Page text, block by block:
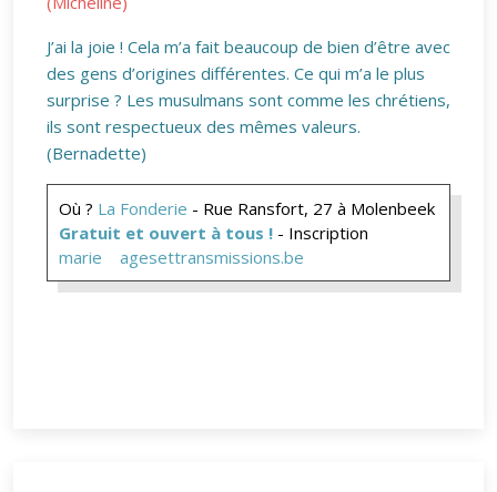
J’ai la joie ! Cela m’a fait beaucoup de bien d’être avec
des gens d’origines différentes. Ce qui m’a le plus
surprise ? Les musulmans sont comme les chrétiens,
ils sont respectueux des mêmes valeurs.
(Bernadette)
Où ? La Fonderie - Rue Ransfort, 27 à Molenbeek
Gratuit et ouvert à tous ! - Inscription
marie
agesettransmissions.be